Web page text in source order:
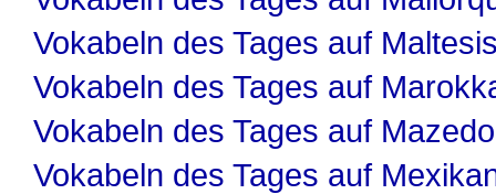
Vokabeln des Tages auf
Vokabeln des Tages auf
Vokabeln des Tages auf
Vokabeln des Tages auf